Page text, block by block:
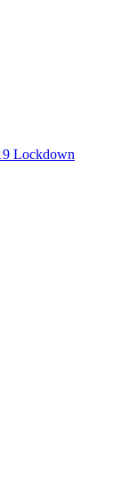
Lockdown